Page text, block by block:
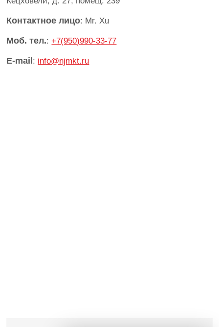
Контактное лицо: Mr. Xu
Моб. тел.:+7(950)990-33-77
E-mail : info@njmkt.ru